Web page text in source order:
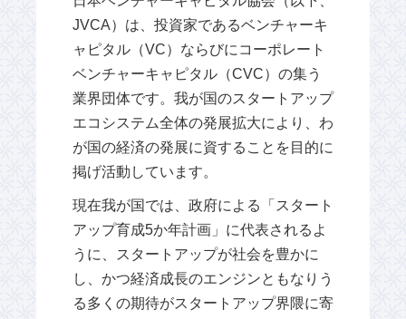
JVCA）は、投資家であるベンチャーキ
ャピタル（VC）ならびにコーポレート
ベンチャーキャピタル（CVC）の集う
業界団体です。我が国のスタートアップ
エコシステム全体の発展拡大により、わ
が国の経済の発展に資することを目的に
掲げ活動しています。
現在我が国では、政府による「スタート
アップ育成5か年計画」に代表されるよ
うに、スタートアップが社会を豊かに
し、かつ経済成長のエンジンともなりう
る多くの期待がスタートアップ界隈に寄